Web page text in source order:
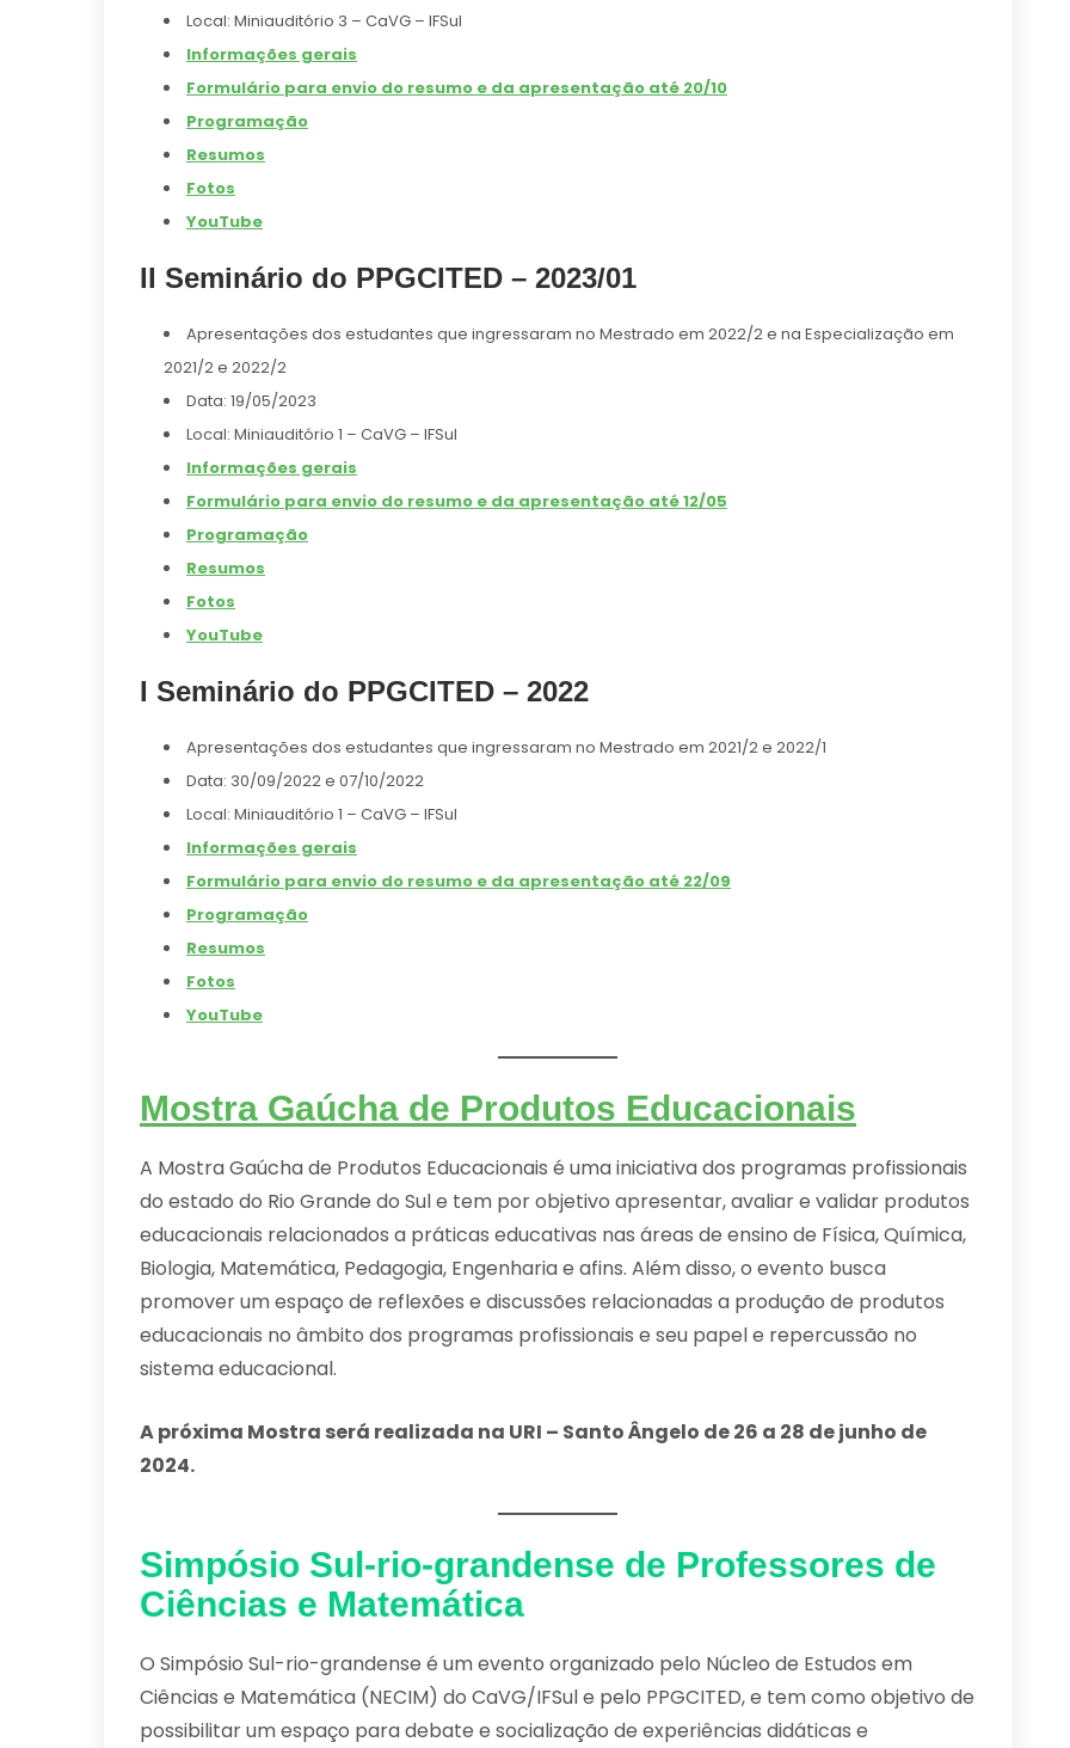
Local: Miniauditório 3 – CaVG – IFSul
Informações gerais
Formulário para envio do resumo e da apresentação até 20/10
Programação
Resumos
Fotos
YouTube
II Seminário do PPGCITED – 2023/01
Apresentações dos estudantes que ingressaram no Mestrado em 2022/2 e na Especialização em
2021/2 e 2022/2
Data: 19/05/2023
Local: Miniauditório 1 – CaVG – IFSul
Informações gerais
Formulário para envio do resumo e da apresentação até 12/05
Programação
Resumos
Fotos
YouTube
I Seminário do PPGCITED – 2022
Apresentações dos estudantes que ingressaram no Mestrado em 2021/2 e 2022/1
Data: 30/09/2022 e 07/10/2022
Local: Miniauditório 1 – CaVG – IFSul
Informações gerais
Formulário para envio do resumo e da apresentação até 22/09
Programação
Resumos
Fotos
YouTube
Mostra Gaúcha de Produtos Educacionais
A Mostra Gaúcha de Produtos Educacionais é uma iniciativa dos programas profissionais
do estado do Rio Grande do Sul e tem por objetivo apresentar, avaliar e validar produtos
educacionais relacionados a práticas educativas nas áreas de ensino de Física, Química,
Biologia, Matemática, Pedagogia, Engenharia e afins. Além disso, o evento busca
promover um espaço de reflexões e discussões relacionadas a produção de produtos
educacionais no âmbito dos programas profissionais e seu papel e repercussão no
sistema educacional.
A próxima Mostra será realizada na URI – Santo Ângelo de 26 a 28 de junho de
2024.
Simpósio Sul-rio-grandense de Professores de
Ciências e Matemática
O Simpósio Sul-rio-grandense é um evento organizado pelo Núcleo de Estudos em
Ciências e Matemática (NECIM) do CaVG/IFSul e pelo PPGCITED, e tem como objetivo de
possibilitar um espaço para debate e socialização de experiências didáticas e